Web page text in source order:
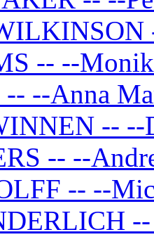
-- --
--Anna
-- --
-- --
-- --